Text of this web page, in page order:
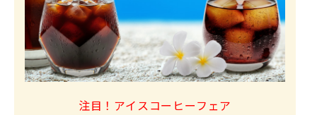
注目！アイスコーヒーフェア